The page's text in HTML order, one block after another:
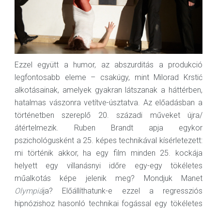
Ezzel együtt a humor, az abszurditás a produkció
legfontosabb eleme – csakúgy, mint Milorad Krstić
alkotásainak, amelyek gyakran látszanak a háttérben,
hatalmas vászonra vetítve-úsztatva. Az előadásban a
történetben szereplő 20. századi műveket újra/
átértelmezik. Ruben Brandt apja egykor
pszichológusként a 25. képes technikával kísérletezett:
mi történik akkor, ha egy film minden 25. kockája
helyett egy villanásnyi időre egy-egy tökéletes
műalkotás képe jelenik meg? Mondjuk Manet
Olympiája? Előállíthatunk-e ezzel a regressziós
hipnózishoz hasonló technikai fogással egy tökéletes